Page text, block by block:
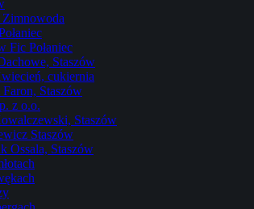
Połaniec
Staszów
cukiernia
Staszów
z o.o.
Staszów
Staszów
Ossala, Staszów